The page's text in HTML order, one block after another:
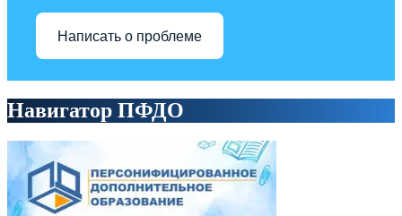
Написать о проблеме
Навигатор ПФДО